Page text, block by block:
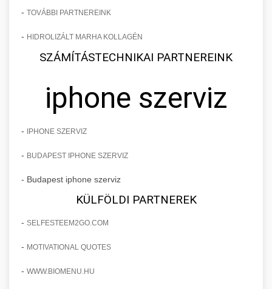
- TOVÁBBI PARTNEREINK
- HIDROLIZÁLT MARHA KOLLAGÉN
SZÁMÍTÁSTECHNIKAI PARTNEREINK
iphone szerviz
- IPHONE SZERVIZ
- BUDAPEST IPHONE SZERVIZ
- Budapest iphone szerviz
KÜLFÖLDI PARTNEREK
- SELFESTEEM2GO.COM
- MOTIVATIONAL QUOTES
- WWW.BIOMENU.HU